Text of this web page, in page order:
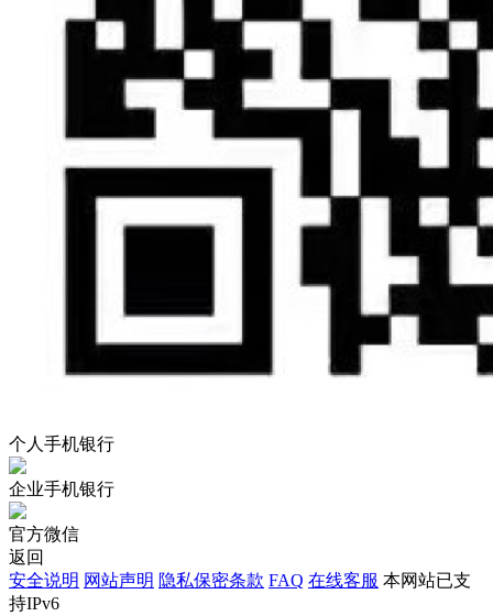
个人手机银行
企业手机银行
官方微信
返回
安全说明 网站声明 隐私保密条款 FAQ 在线客服 本网站已支
持IPv6